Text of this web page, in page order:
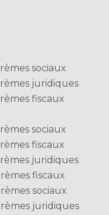
sociaux
juridiques
fiscaux
sociaux
fiscaux
juridiques
fiscaux
sociaux
juridiques